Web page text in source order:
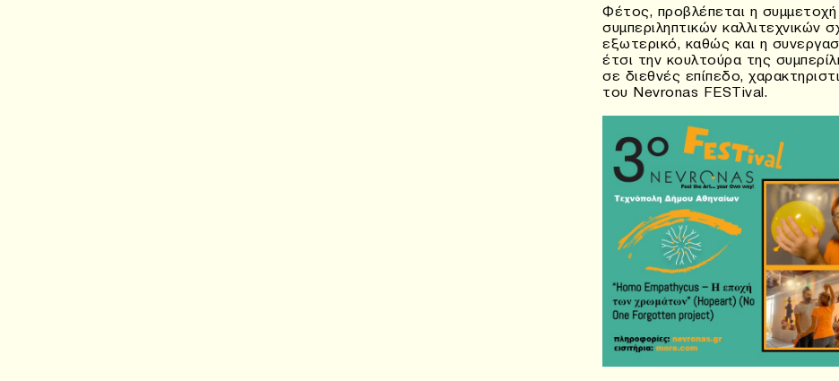
Φέτος, προβλέπεται η
συμπεριληπτικών καλλιτεχνικών
εξωτερικό, καθώς και η
έτσι την κουλτούρα της
σε διεθνές επίπεδο,
του Nevronas FESTival.